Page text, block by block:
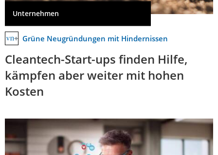
Unternehmen
Grüne Neugründungen mit Hindernissen
Cleantech-Start-ups finden Hilfe,
kämpfen aber weiter mit hohen
Kosten